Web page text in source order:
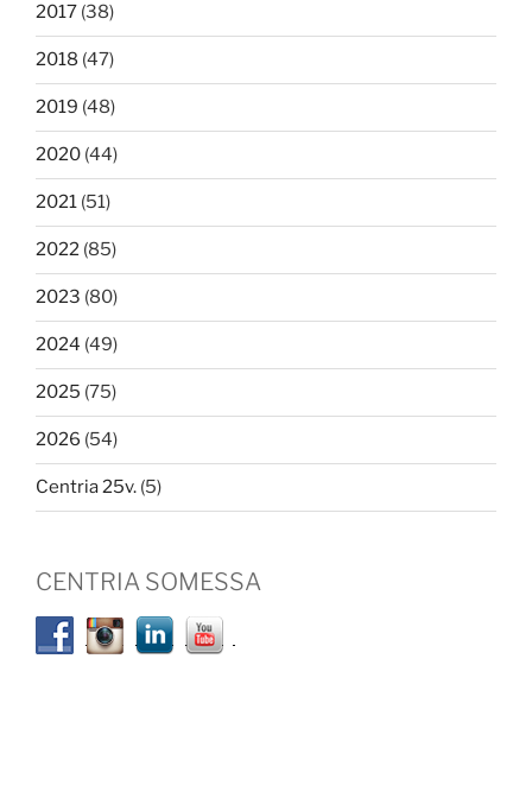
2017 (38)
2018 (47)
2019 (48)
2020 (44)
2021 (51)
2022 (85)
2023 (80)
2024 (49)
2025 (75)
2026 (54)
Centria 25v. (5)
CENTRIA SOMESSA